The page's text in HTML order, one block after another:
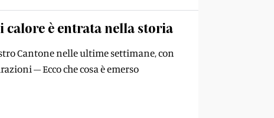
calore è entrata nella storia
Cantone nelle ultime settimane, con
– Ecco che cosa è emerso